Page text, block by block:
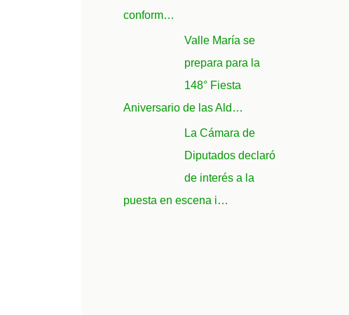
conform…
Valle María se
prepara para la
148° Fiesta
Aniversario de las Ald…
La Cámara de
Diputados declaró
de interés a la
puesta en escena i…